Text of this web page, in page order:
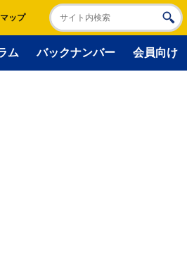
ップ
ム バックナンバー 会員向け